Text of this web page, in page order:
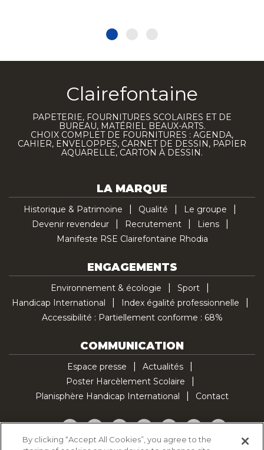
Clairefontaine
PAPETERIE, FOURNITURES SCOLAIRES ET DE
BUREAU, MATÉRIEL BEAUX-ARTS.
CHOIX COMPLET DE FOURNITURES : AGENDA,
CAHIER, ENVELOPPES, CARNET DE DESSIN, PAPIER
AQUARELLE, CARTON À DESSIN.
LA MARQUE
Historique & Patrimoine Qualité
Le groupe
Devenir revendeur
Recrutement
Liens
Manifeste RSE Clairefontaine Rhodia
ENGAGEMENTS
Environnement & écologie
Sport
Handicap International
Index égalité professionnelle
Accessibilité : Partiellement conforme : 68%
COMMUNICATION
Espace presse
Actualités
Poster Harcèlement Scolaire
Planisphère Handicap International
Contact
Facebook
TwitterYouTubePinterestInstagramLinkedInTikTok
By clicking “Accept All Cookies”, you agree to the